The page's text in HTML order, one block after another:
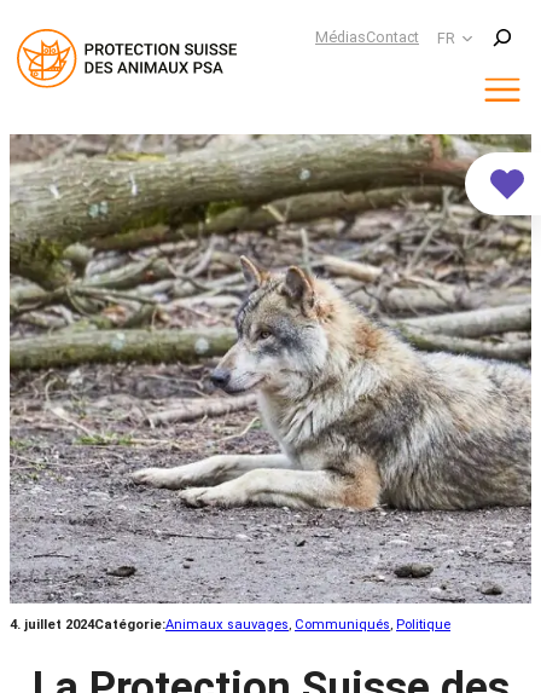
MédiasContact FR
Suchen
4. juillet 2024Catégorie:Animaux sauvages, Communiqués, Politique